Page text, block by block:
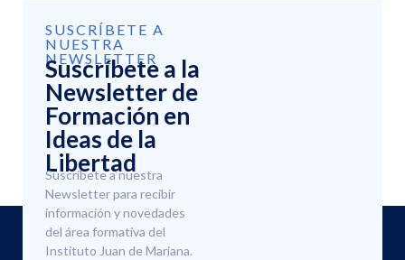
SUSCRÍBETE A
NUESTRA
NEWSLETTER
Suscríbete a la
Newsletter de
Formación en
Ideas de la
Libertad
Suscríbete a nuestra
Newsletter para recibir
información y novedades
del área formativa del
Instituto Juan de Mariana.